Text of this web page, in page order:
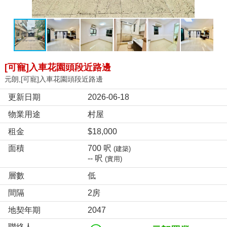
[可寵]入車花園頭段近路邊
元朗,[可寵]入車花園頭段近路邊
更新日期
2026-06-18
物業用途
村屋
租金
$18,000
面積
700 呎 (建築)
-- 呎 (實用)
層數
低
間隔
2房
地契年期
2047